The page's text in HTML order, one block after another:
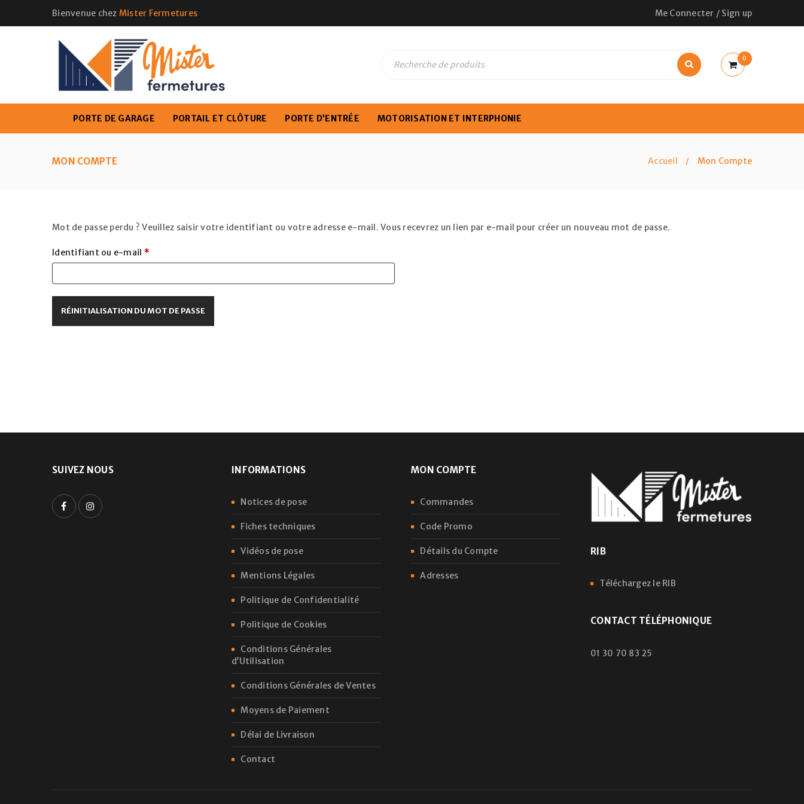
Bienvenue chez Mister Fermetures Me Connecter / Sign up
0
PORTE DE GARAGE PORTAIL ET CLÔTURE PORTE D’ENTRÉE MOTORISATION ET INTERPHONIE
MON COMPTE Accueil / Mon Compte
Mot de passe perdu ? Veuillez saisir votre identifiant ou votre adresse e-mail. Vous recevrez un lien par e-mail pour créer un nouveau mot de passe.
Identifiant ou e-mail *
RÉINITIALISATION DU MOT DE PASSE
SUIVEZ NOUS INFORMATIONS
Notices de pose
Fiches techniques
Vidéos de pose
Mentions Légales
Politique de Confidentialité
Politique de Cookies
Conditions Générales
d’Utilisation
Conditions Générales de Ventes
Moyens de Paiement
Délai de Livraison
Contact
MON COMPTE
Commandes
Code Promo
Détails du Compte
Adresses
RIB
Téléchargez le RIB
CONTACT TÉLÉPHONIQUE
01 30 70 83 25